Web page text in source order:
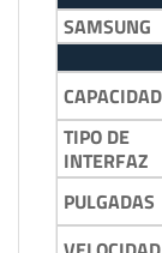
SAMSUNG
CAPACIDAD
TIPO DE
INTERFAZ
PULGADAS